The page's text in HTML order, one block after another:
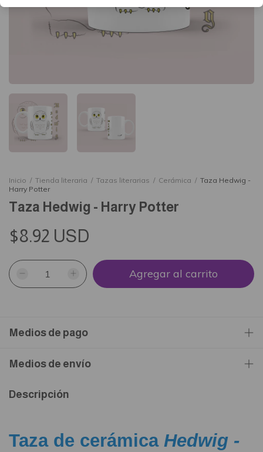
Inicio / Tienda literaria / Tazas literarias / Cerámica / Taza Hedwig -
Harry Potter
Taza Hedwig - Harry Potter
$8.92 USD
Medios de pago
Medios de envío
Descripción
Taza de cerámicaHedwig -